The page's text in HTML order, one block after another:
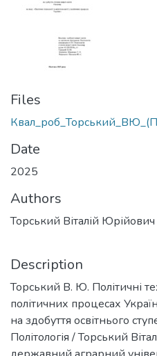
Files
Date
2025
Authors
Торський Віталій Юрійович
Description
Торський В. Ю. Політичні
політичних процесах
на здобуття освітнього
Політологія / Торський